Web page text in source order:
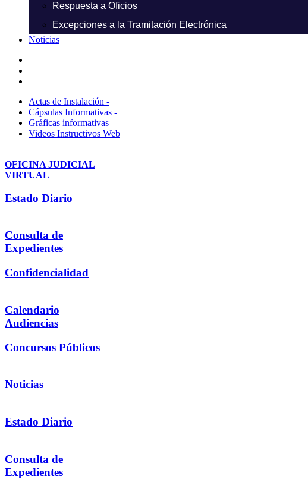
Respuesta a Oficios
Excepciones a la Tramitación Electrónica
Noticias
Actas de Instalación -
Cápsulas Informativas -
Gráficas informativas
Videos Instructivos Web
OFICINA JUDICIAL
VIRTUAL
Estado Diario
Consulta de
Expedientes
Confidencialidad
Calendario
Audiencias
Concursos Públicos
Noticias
Estado Diario
Consulta de
Expedientes